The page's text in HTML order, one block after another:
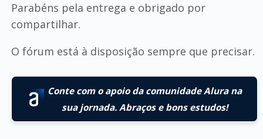
Parabéns pela entrega e obrigado por
compartilhar.
O fórum está à disposição sempre que precisar.
Conte com o apoio da comunidade Alura na
sua jornada. Abraços e bons estudos!